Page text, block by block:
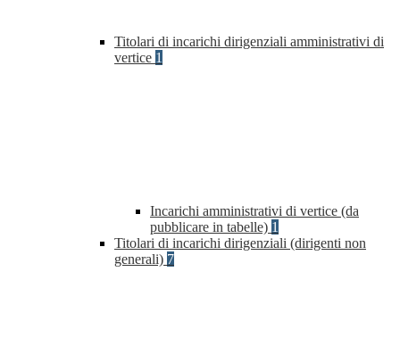
Titolari di incarichi dirigenziali amministrativi di
vertice 1
Incarichi amministrativi di vertice (da
pubblicare in tabelle) 1
Titolari di incarichi dirigenziali (dirigenti non
generali) 7